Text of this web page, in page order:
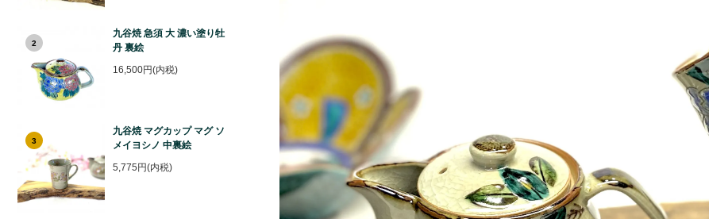
2
九谷焼 急須 大 濃い塗り牡
丹 裏絵
16,500円(内税)
3
九谷焼 マグカップ マグ ソ
メイヨシノ 中裏絵
5,775円(内税)